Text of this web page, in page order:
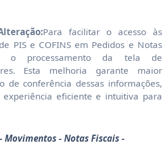
Para facilitar o acesso às
PIS e COFINS em Pedidos e Notas
o processamento da tela de
Esta melhoria garante maior
de conferência dessas informações,
experiência eficiente e intuitiva para
Movimentos - Notas Fiscais -